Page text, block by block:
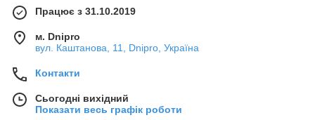
Працює з 31.10.2019
м. Dnipro
вул. Каштанова, 11, Dnipro, Україна
Контакти
Сьогодні вихідний
Показати весь графік роботи